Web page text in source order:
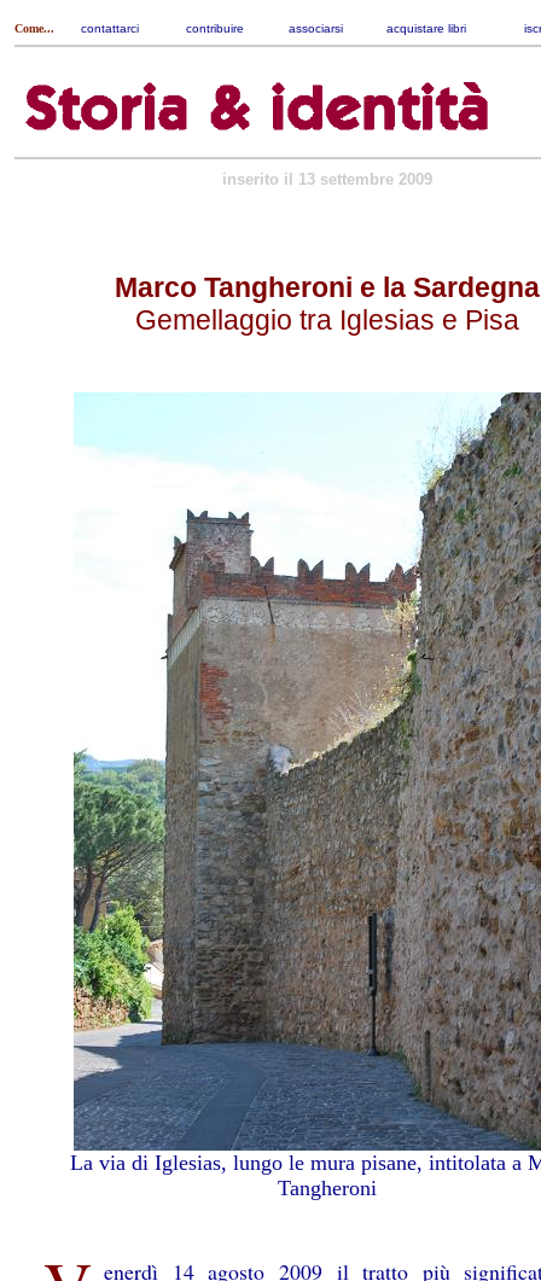
Come... contattarci contribuire associarsi acquistare libri
inserito il 13 settembre 2009
Marco Tangheroni e la Sardegna
Gemellaggio tra Iglesias e Pisa
La via di Iglesias, lungo le mura pisane, intitolata a
Tangheroni
enerdì 14 agosto 2009 il tratto più